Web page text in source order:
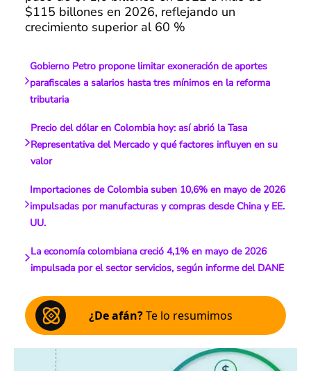
$115 billones en 2026, reflejando un
crecimiento superior al 60 %
Gobierno Petro propone limitar exoneración de aportes
parafiscales a salarios hasta tres mínimos en la reforma
tributaria
Precio del dólar en Colombia hoy: así abrió la Tasa
Representativa del Mercado y qué factores influyen en su
valor
Importaciones de Colombia suben 10,6% en mayo de 2026
impulsadas por manufacturas y compras desde China y EE.
UU.
La economía colombiana creció 4,1% en mayo de 2026
impulsada por el sector servicios, según informe del DANE
¿De afán?Te lo resumimos